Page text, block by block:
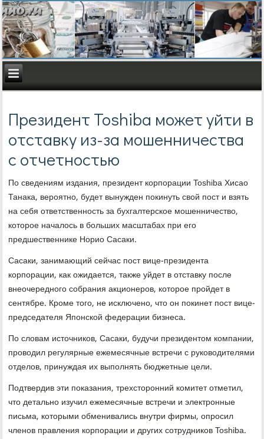
Президент Toshiba может уйти в
отставку из-за мошенничества
с отчетностью
По сведениям издания, президент корпорации Toshiba Хисао
Танака, вероятно, будет вынужден покинуть свой пост и взять
на себя ответственность за бухгалтерское мошенничество,
которое началось в больших масштабах при его
предшественнике Норио Сасаки.
Сасаки, занимающий сейчас пост вице-президента
корпорации, как ожидается, также уйдет в отставку после
внеочередного собрания акционеров, которое пройдет в
сентябре. Кроме того, не исключено, что он покинет пост вице-
председателя Японской федерации бизнеса.
По словам источников, Сасаки, будучи президентом компании,
проводил регулярные ежемесячные встречи с руководителями
отделов, принуждая их выполнять бюджетные цели.
Подтвердив эти показания, трехсторонний комитет отметил,
что детально изучил ежемесячные встречи и электронные
письма, которыми обменивались внутри фирмы, опросил
членов правления корпорации и других сотрудников Toshiba.